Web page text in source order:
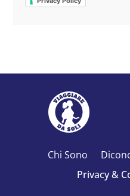
Chi Sono
Privacy &